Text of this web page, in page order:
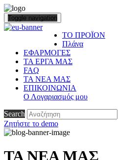
Toggle navigation
ΤΟ ΠΡΟΪΟΝ
Πλάνα
ΕΦΑΡΜΟΓΕΣ
ΤΑ ΕΡΓΑ ΜΑΣ
FAQ
ΤΑ ΝΕΑ ΜΑΣ
ΕΠΙΚΟΙΝΩΝΙΑ
Ο Λογαριασμός μου
Search
Ζητήστε το demo
ΤΑ ΝΕΑ ΜΑΣ